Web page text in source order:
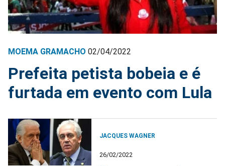
MOEMA GRAMACHO 02/04/2022
Prefeita petista bobeia e é
furtada em evento com Lula
JACQUES WAGNER
26/02/2022